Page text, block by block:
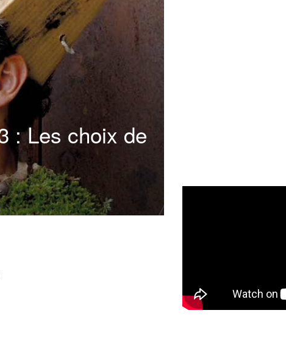
: Les choix de